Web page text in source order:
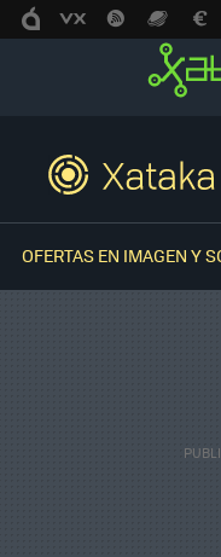
OFERTAS EN IMAGEN Y